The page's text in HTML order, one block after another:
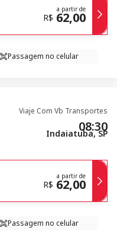
a partir de
R$ 62,00
Passagem no celular
Viaje Com Vb Transportes
08:30
Indaiatuba, SP
a partir de
R$ 62,00
Passagem no celular